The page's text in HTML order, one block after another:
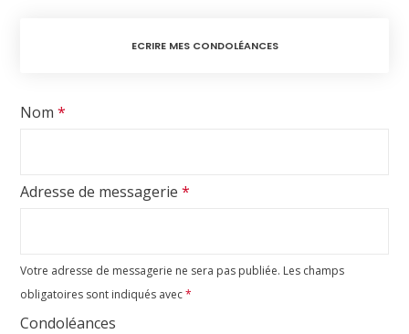
ECRIRE MES CONDOLÉANCES
Votre adresse de messagerie ne sera pas publiée. Les champs
obligatoires sont indiqués avec*
Condoléances
Nom *
Adresse de messagerie *